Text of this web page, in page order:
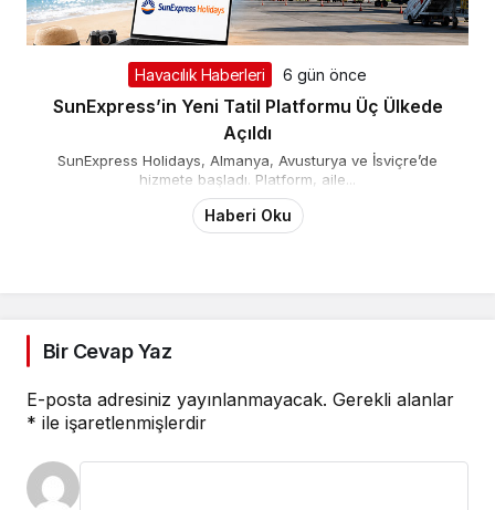
Havacılık Haberleri 6 gün önce
SunExpress’in Yeni Tatil Platformu Üç Ülkede
Açıldı
SunExpress Holidays, Almanya, Avusturya ve İsviçre’de
hizmete başladı. Platform, aile...
Haberi Oku
Bir Cevap Yaz
E-posta adresiniz yayınlanmayacak. Gerekli alanlar
* ile işaretlenmişlerdir